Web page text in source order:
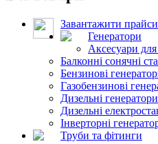
Завантажити прайси
Генератори
Аксесуари для
Балконні сонячні
Бензинові
Газобензинові
Дизельні генератори
Дизельні
Інверторні
Труби та фітинги